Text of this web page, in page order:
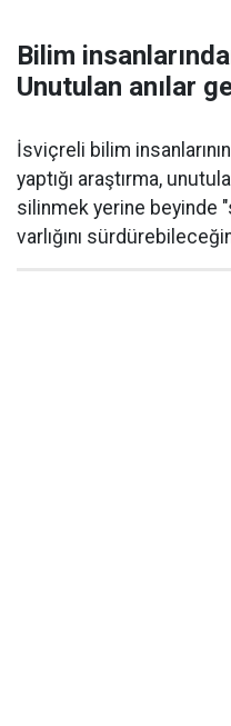
Bilim
Unutulan anılar
İsviçreli bilim
yaptığı araştırma,
silinmek yerine beyinde
varlığını